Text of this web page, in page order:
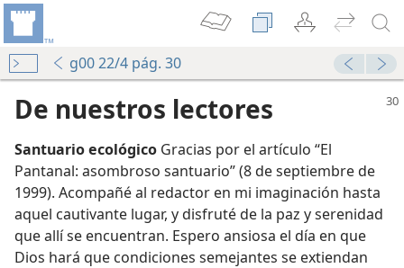
g00 22/4 pág. 30
De nuestros lectores
Santuario ecológico
Pantanal: asombroso santuario” (8 de septiembre de
1999). Acompañé al redactor en mi imaginación hasta
aquel cautivante lugar, y disfruté de la paz y serenidad
que allí se encuentran. Espero ansiosa el día en que
Dios hará que condiciones semejantes se extiendan